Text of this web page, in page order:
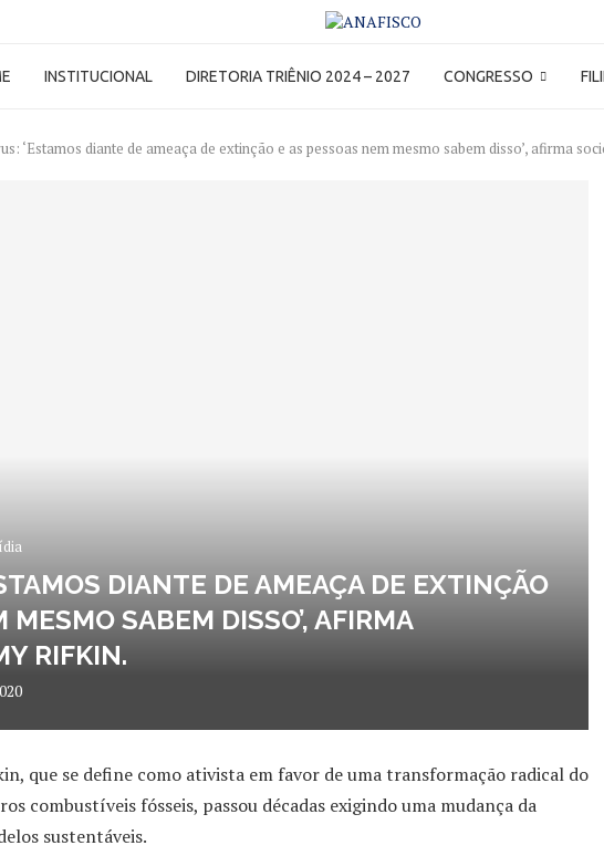
INSTITUCIONAL DIRETORIA TRIÊNIO 2024 – 2027 CONGRESSO
‘Estamos diante de ameaça de extinção e as pessoas nem mesmo sabem disso’, afirma
DIANTE DE AMEAÇA DE EXTINÇÃO
MESMO SABEM DISSO’, AFIRMA
RIFKIN.
que se define como ativista em favor de uma transformação radical do
combustíveis fósseis, passou décadas exigindo uma mudança da
sustentáveis.